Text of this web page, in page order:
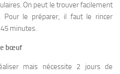
On peut le trouver facilement
Pour le préparer, il faut le rincer
minutes.
bœuf
mais nécessite 2 jours de